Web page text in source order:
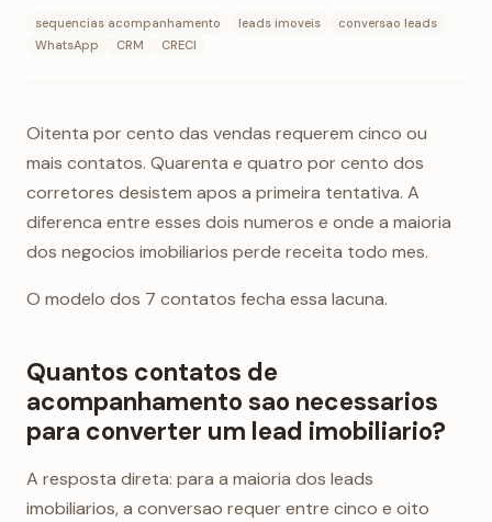
sequencias acompanhamento leads imoveis
conversao leads
WhatsApp
CRM CRECI
Oitenta por cento das vendas requerem cinco ou
mais contatos. Quarenta e quatro por cento dos
corretores desistem apos a primeira tentativa. A
diferenca entre esses dois numeros e onde a maioria
dos negocios imobiliarios perde receita todo mes.
O modelo dos 7 contatos fecha essa lacuna.
Quantos contatos de
acompanhamento sao necessarios
para converter um lead imobiliario?
A resposta direta: para a maioria dos leads
imobiliarios, a conversao requer entre cinco e oito